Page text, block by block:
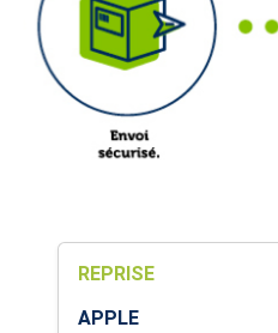
REPRISE
APPLE